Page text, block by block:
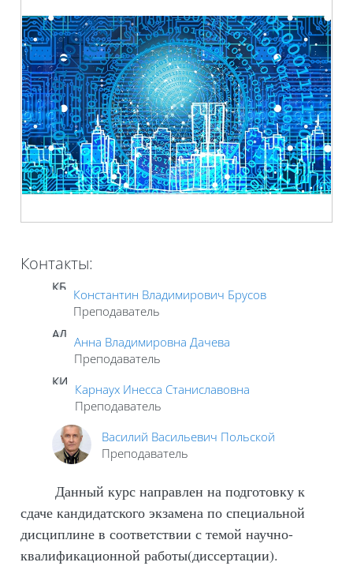
Контакты:
КБ
Константин Владимирович Брусов
Преподаватель
АД
Анна Владимировна Дачева
Преподаватель
КИ
Карнаух Инесса Станиславовна
Преподаватель
Василий Васильевич Польской
Преподаватель
Данный курс направлен на подготовку к
сдаче кандидатского экзамена по специальной
дисциплине в соответствии с темой научно-
квалификационной работы(диссертации).